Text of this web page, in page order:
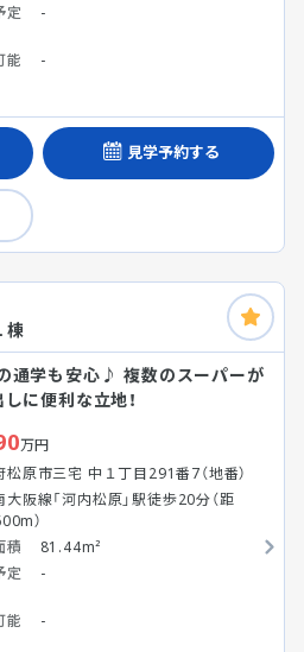
定
-
能
-
見学予約する
棟
通学も安心♪ 複数のスーパーが
に便利な立地！
万円
松原市三宅 中１丁目291番7（地番）
大阪線「河内松原」駅徒歩20分（距
）
積
81.44m²
定
-
能
-